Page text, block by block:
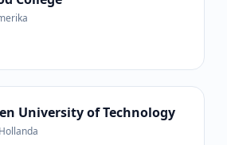
University of Technology